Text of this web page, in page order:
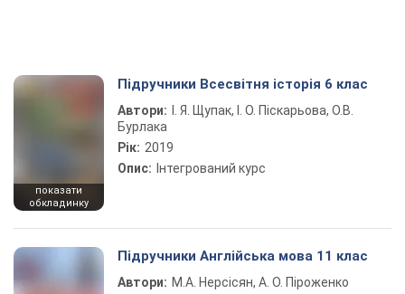
показати
обкладинку
Підручники Всесвітня історія 6 клас
Автори:
І. Я. Щупак, І. О. Піскарьова, О.В.
Бурлака
Рік: 2019
Опис: Інтегрований курс
Підручники Англійська мова 11 клас
Автори: М.А. Нерсісян, А. О. Піроженко